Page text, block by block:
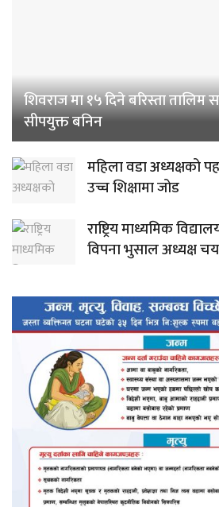
शिवराज मा १५ दिने बरिस्ता तालिम
सीपयुक्त बनिन
महिला वडा अध्यक्षको
उच्च शिक्षामा जोड
राष्ट्रिय माध्यमिक
विपना भुसाल अध्यक्ष